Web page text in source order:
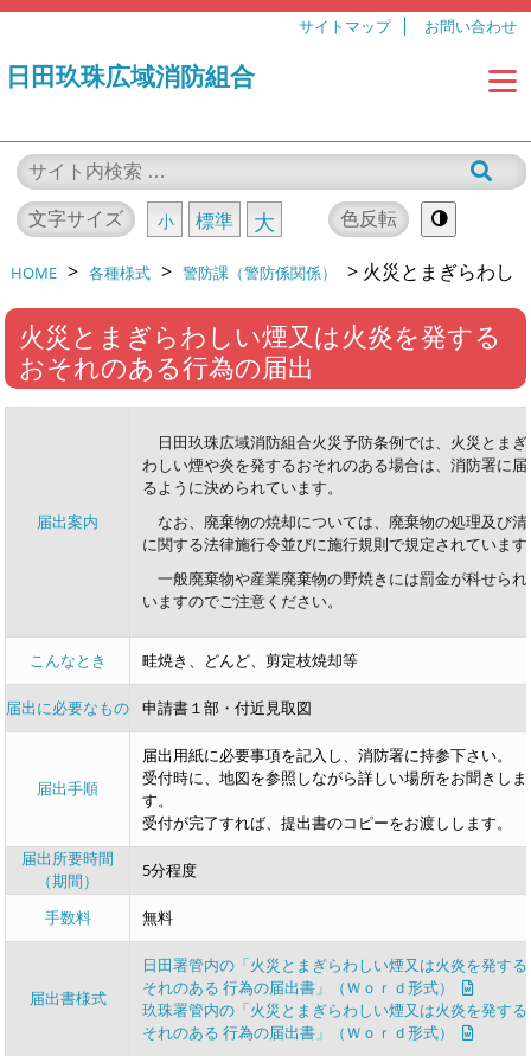
サイトマップ お問い合わせ
日田玖珠広域消防組合
文字サイズ 小 標準 大 色反転
HOME > 各種様式 > 警防課（警防係関係） > 火災とまぎらわし
い煙又は火炎を発するおそれのある行為の届出
火災とまぎらわしい煙又は火炎を発する
おそれのある行為の届出
届出案内
日田玖珠広域消防組合火災予防条例では、火災とま
わしい煙や炎を発するおそれのある場合は、消防署に
るように決められています。
なお、廃棄物の焼却については、廃棄物の処理及び
に関する法律施行令並びに施行規則で規定されていま
一般廃棄物や産業廃棄物の野焼きには罰金が科せら
いますのでご注意ください。
こんなとき 畦焼き、どんど、剪定枝焼却等
届出に必要なもの 申請書１部・付近見取図
届出手順
届出用紙に必要事項を記入し、消防署に持参下さい。
受付時に、地図を参照しながら詳しい場所をお聞きしま
す。
受付が完了すれば、提出書のコピーをお渡しします。
届出所要時間
（期間）
5分程度
手数料 無料
届出書様式
日田署管内の「火災とまぎらわしい煙又は火炎を発す
それのある 行為の届出書」（Ｗｏｒｄ形式）
玖珠署管内の「火災とまぎらわしい煙又は火炎を発す
それのある 行為の届出書」（Ｗｏｒｄ形式）